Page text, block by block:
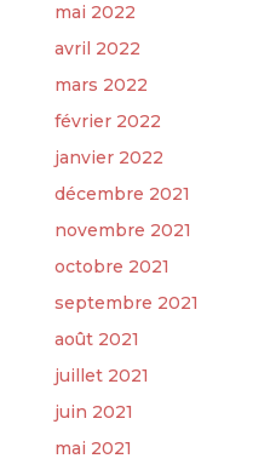
mai 2022
avril 2022
mars 2022
février 2022
janvier 2022
décembre 2021
novembre 2021
octobre 2021
septembre 2021
août 2021
juillet 2021
juin 2021
mai 2021